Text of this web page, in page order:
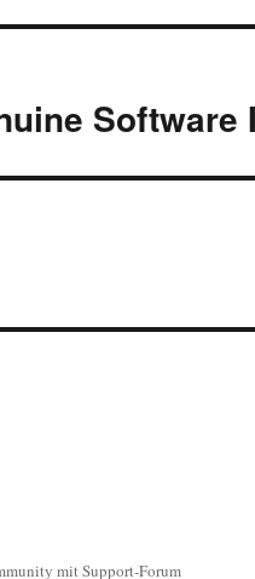
mit Support-Forum